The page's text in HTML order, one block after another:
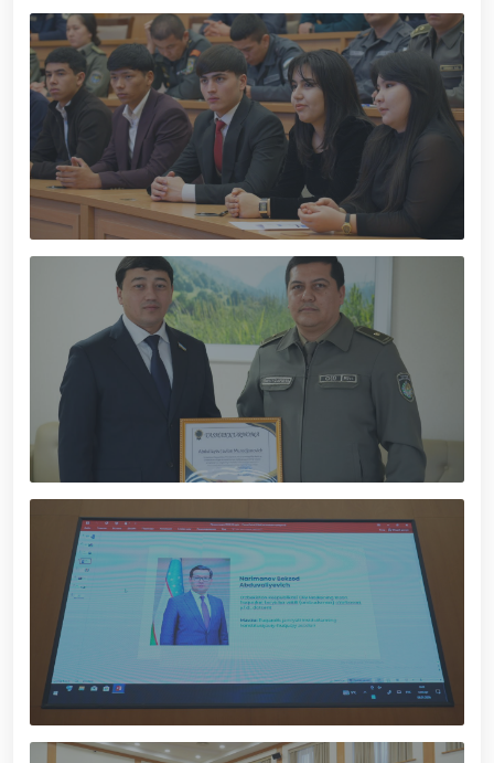
gvardiya Temurbeklar maktabi o‘quvchilari bilan
“Dronlardan foydalanish va ularning texnik
xususiyatlari” mavzusida ko‘rgazmali mashg‘ulot
tashkil etildi / / Milliy gvardiya Toshkent mintaqaviy
o‘quv markazida "Obyektlarni qo‘riqlash tizimida
uchuvchisiz uchadigan apparatlarini qo‘llash
istiqbollari” mavzusida Respublika ilmiy-amaliy
seminari o‘tkazildi / / Muborak Ramazon oyi Taroveh
namozlari o‘qilishi vaqtida jamoat tartibi hamda
fuqarolar xavfsizligi taʼminlanad / / O‘zbekiston
Respublikasi Prezidentining "Ikkinchi jahon urushi
qatnashchilarini rag‘batlantirish to‘g‘risida"gi